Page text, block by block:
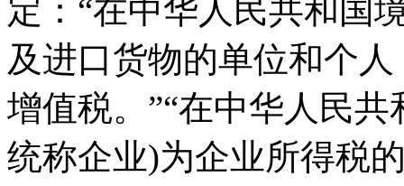
定：“在中华人民共和国
及进口货物的单位和个
增值税。”“在中华人民
统称企业)为企业所得税